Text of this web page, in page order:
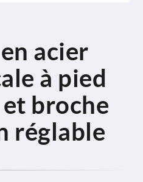
acier
à pied
broche
réglable